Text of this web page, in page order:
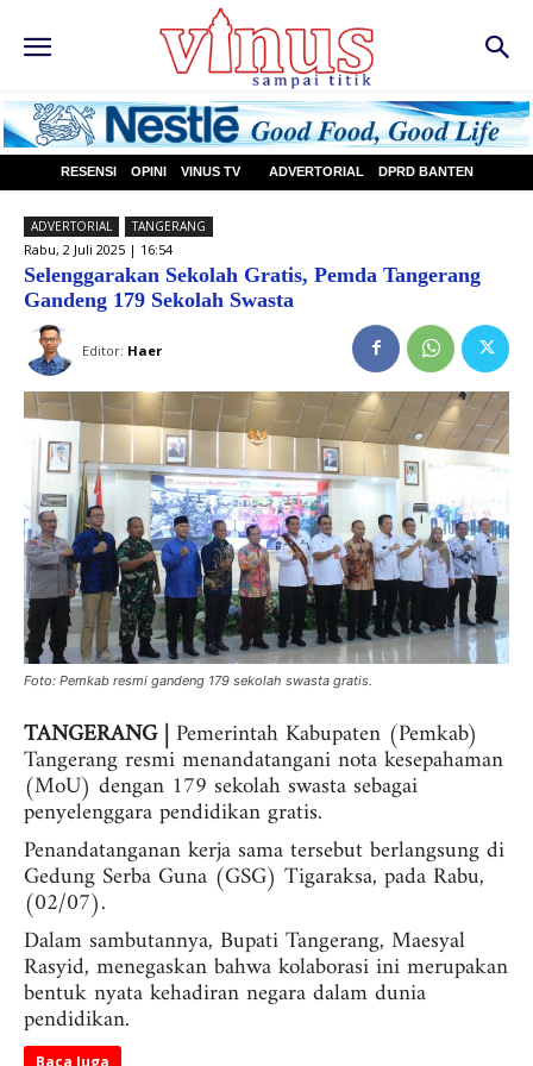
RESENSI OPINI VINUS TV ADVERTORIAL DPRD BANTEN
ADVERTORIAL TANGERANG
Rabu, 2 Juli 2025 | 16:54
Selenggarakan Sekolah Gratis, Pemda Tangerang
Gandeng 179 Sekolah Swasta
Editor: Haer
Foto: Pemkab resmi gandeng 179 sekolah swasta gratis.
TANGERANG | Pemerintah Kabupaten (Pemkab)
Tangerang resmi menandatangani nota kesepahaman
(MoU) dengan 179 sekolah swasta sebagai
penyelenggara pendidikan gratis.
Penandatanganan kerja sama tersebut berlangsung di
Gedung Serba Guna (GSG) Tigaraksa, pada Rabu,
(02/07).
Dalam sambutannya, Bupati Tangerang, Maesyal
Rasyid, menegaskan bahwa kolaborasi ini merupakan
bentuk nyata kehadiran negara dalam dunia
pendidikan.
Baca Juga